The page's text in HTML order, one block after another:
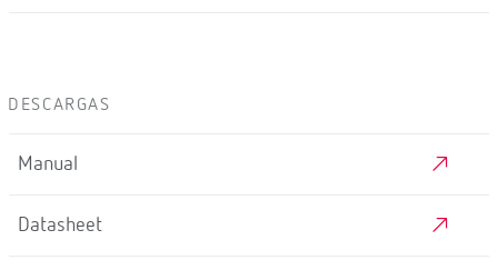
DESCARGAS
Manual
Datasheet